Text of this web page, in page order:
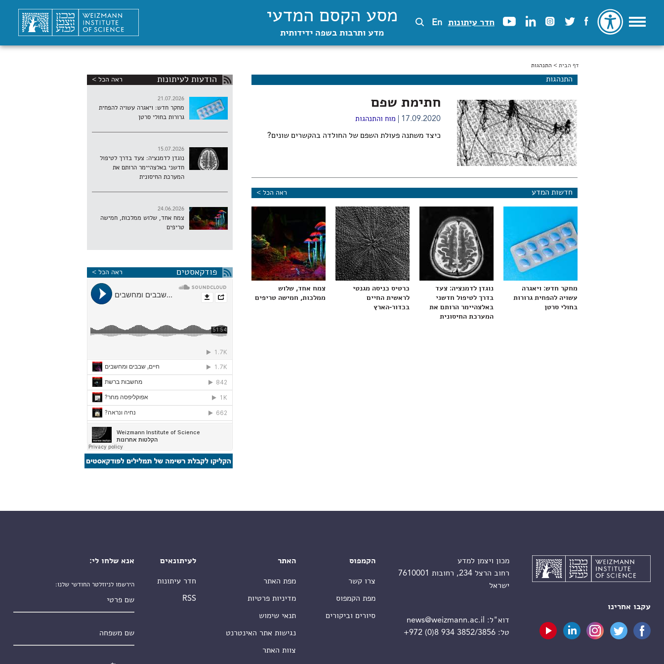
חדר עיתונות En מסע הקסם המדעי
מדע ותרבות בשפה ידידותית
הינך נמצא כאן
דף הבית > התנהגות
התנהגות
חתימת שפם
17.09.2020 מוח והתנהגות
כיצד משתנה פעולת השפם של החולדה בהקשרים שונים?
חדשות המדע ראה הכל >
מחקר חדש: ויאגרה
עשויה להפחית גרורות
בחולי סרטן
נוגדן לדמנציה: צעד
בדרך לטיפול חדשני
באלצהיימר הרותם את
המערכת החיסונית
כרטיס כניסה מגנטי
לראשית החיים
בכדור-הארץ
צמח אחד, שלוש
ממלכות, חמישה טריפים
הודעות לעיתונות ראה הכל >
21.07.2026
מחקר חדש: ויאגרה עשויה להפחית
גרורות בחולי סרטן
15.07.2026
נוגדן לדמנציה: צעד בדרך לטיפול
חדשני באלצהיימר הרותם את
המערכת החיסונית
24.06.2026
צמח אחד, שלוש ממלכות, חמישה
טריפים
פודקאסטים ראה הכל >
עקבו אחרינו
מכון ויצמן למדע
רחוב הרצל 234, רחובות 7610001
ישראל
דוא"ל:
news@weizmann.ac.il
טל:+972 (0)8 934 3852/3856
הקמפוס
צרו קשר
מפת הקמפוס
סיורים וביקורים
האתר
מפת האתר
מדיניות פרטיות
תנאי שימוש
נגישות אתר האינטרנט
צוות האתר
לעיתונאים
חדר עיתונות
RSS
אנא שלחו לי:
הירשמו לניוזלטר החודשי שלנו: